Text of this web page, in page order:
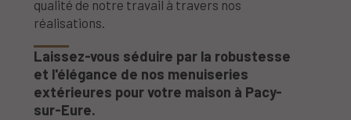
qualité de notre travail à travers nos
réalisations.
Laissez-vous séduire par la robustesse
et l'élégance de nos menuiseries
extérieures pour votre maison à Pacy-
sur-Eure.